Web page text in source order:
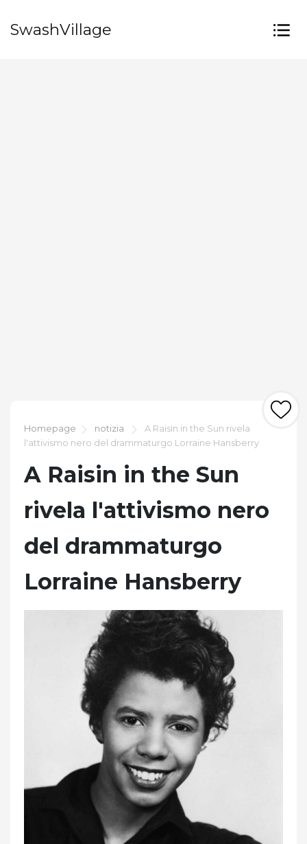
SwashVillage
Homepage notizia
A Raisin in the Sun rivela
l'attivismo nero del drammaturgo Lorraine Hansberry
A Raisin in the Sun
rivela l'attivismo nero
del drammaturgo
Lorraine Hansberry